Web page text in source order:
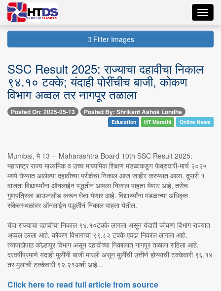
Filter Images
SSC Result 2025: राज्याचा दहावीचा निकाल
९४.१० टक्के; यंदाही पोरींचीच बाजी, कोकण
विभाग अव्वल तर नागपूर तळाला
Posted On: 2025-05-13 Posted By: Shrikant Ashok Londhe
Education HT Marathi Online News
Mumbai, मे 13 -- Maharashtra Board 10th SSC Result 2025:
महाराष्ट्र राज्य माध्यमिक व उच्च माध्यमिक शिक्षण मंडळाकडून फेब्रुवारी-मार्च २०२५
मध्ये घेण्यात आलेल्या दहावीच्या परीक्षेचा निकाल आज जाहीर करण्यात आला. दुपारी १
वाजता विद्यार्थ्यांना ऑनलाईन पद्धतीनं आपला निकाल पाहता येणार आहे, तसेच
गुणपत्रिका डाऊनलोड करून घेता येणार आहे. विद्यार्थ्यांना मंडळाच्या अधिकृत
संकेतस्थळांवर ऑनलाईन पद्धतीनं निकाल पाहता येतील.
यंदा राज्याचा दहावीचा निकाल ९४.१०टक्के लागला असून यंदाही कोकण विभाग राज्यात
अव्वल ठरला आहे. कोकण विभागाचा ९९.८२ टक्के एवढा निकाल लागला आहे.
त्यापाठोपाठ कोल्हापूर विभाग असून दहावीच्या निकालात नागपूर तळाला राहिला आहे.
दरवर्षीप्रमाणे यंदाही मुलींनी बाजी मारली असून मुलींची उत्तीर्ण होण्याची टक्केवारी ९६.१४
तर मुलांची टक्केवारी ९२.२१अशी आहे...
Click here to read full article from source